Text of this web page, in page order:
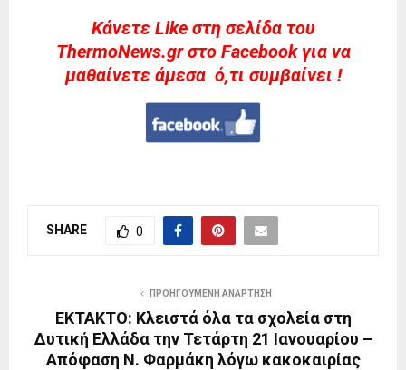
Kάνετε Like στη σελίδα του
ThermoNews.gr στο Facebook για να
μαθαίνετε άμεσα ό,τι συμβαίνει !
SHARE 0
ΠΡΟΗΓΟΎΜΕΝΗ ΑΝΆΡΤΗΣΗ
ΕΚΤΑΚΤΟ: Κλειστά όλα τα σχολεία στη
Δυτική Ελλάδα την Τετάρτη 21 Ιανουαρίου –
Απόφαση Ν. Φαρμάκη λόγω κακοκαιρίας